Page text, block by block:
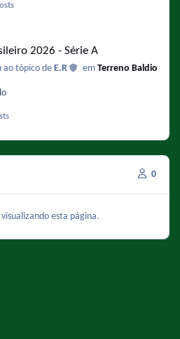
2026 - Série A
ao tópico de E.R emTerreno Baldio
0
esta página.